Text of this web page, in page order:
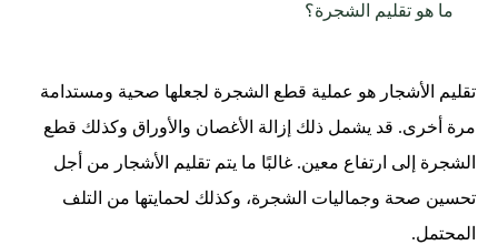
ما هو تقليم الشجرة؟
تقليم الأشجار هو عملية قطع الشجرة لجعلها صحية ومستدامة
مرة أخرى. قد يشمل ذلك إزالة الأغصان والأوراق وكذلك قطع
الشجرة إلى ارتفاع معين. غالبًا ما يتم تقليم الأشجار من أجل
تحسين صحة وجماليات الشجرة، وكذلك لحمايتها من التلف
المحتمل.